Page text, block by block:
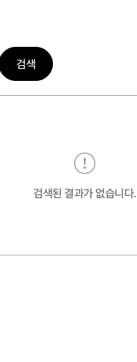
검색
검색된 결과가 없습니다.